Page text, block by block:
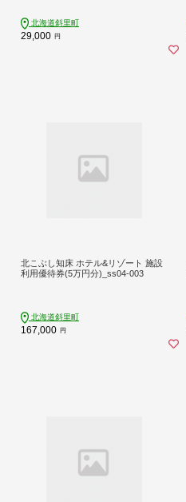
北海道斜里町
29,000 円
北こぶし知床 ホテル&リゾート 施設
利用優待券(5万円分)_ss04-003
北海道斜里町
167,000 円